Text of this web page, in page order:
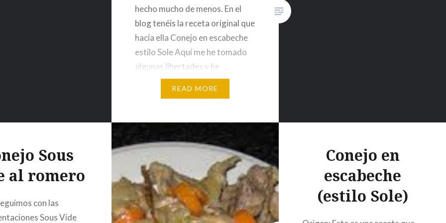
hecho mucho de menos. En el
blog tenéis la receta original que
hacía ella Conejo en escabeche
estilo Sole Aquí me he tomado
algunas libertades y he
cambiado la receta , dando un
READ MORE
Sous
al romero
con las
Sous Vide
Conejo en
escabeche
(estilo Sole)